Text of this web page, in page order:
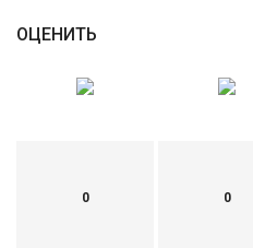
ОЦЕНИТЬ
0 0